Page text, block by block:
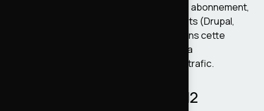
contenus, ElasticSearch ou Solr, paywall, abonnement,
gestion fine des droits. Le Journal des Arts (Drupal,
+55 000 articles) est notre référence dans cette
catégorie. Architecture optimisée pour la
performance et la résilience aux pics de trafic.
Migrations Drupal 7 à 11 et 12